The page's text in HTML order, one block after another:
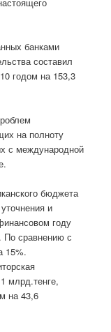
банками
составил
годом на 153,3
на полноту
с международной
бюджета
и
году
По сравнению с
15%.
млрд.тенге,
на 43,6